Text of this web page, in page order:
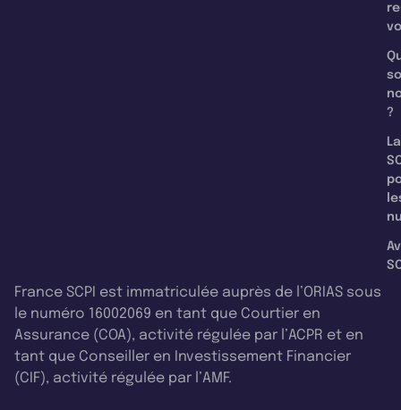
?
La
France SCPI est immatriculée auprès de l’ORIAS sous
le numéro 16002069 en tant que Courtier en
Assurance (COA), activité régulée par l’ACPR et en
tant que Conseiller en Investissement Financier
(CIF), activité régulée par l’AMF.